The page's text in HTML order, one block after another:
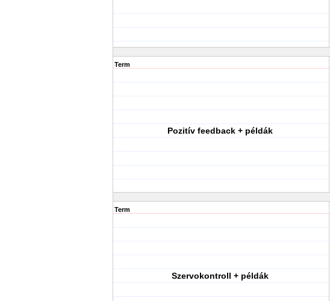
Term
Pozitív feedback + példák
Term
Szervokontroll + példák